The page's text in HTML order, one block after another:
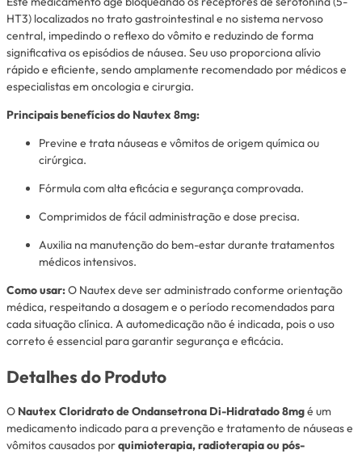
HT3) localizados no trato gastrointestinal e no sistema nervoso
central, impedindo o reflexo do vômito e reduzindo de forma
significativa os episódios de náusea. Seu uso proporciona alívio
rápido e eficiente, sendo amplamente recomendado por médicos e
especialistas em oncologia e cirurgia.
Principais benefícios do Nautex 8mg:
Previne e trata náuseas e vômitos de origem química ou
cirúrgica.
Fórmula com alta eficácia e segurança comprovada.
Comprimidos de fácil administração e dose precisa.
Auxilia na manutenção do bem-estar durante tratamentos
médicos intensivos.
Como usar:O Nautex deve ser administrado conforme orientação
médica, respeitando a dosagem e o período recomendados para
cada situação clínica. A automedicação não é indicada, pois o uso
correto é essencial para garantir segurança e eficácia.
Detalhes do Produto
O Nautex Cloridrato de Ondansetrona Di-Hidratado 8mgé um
medicamento indicado para a prevenção e tratamento de náuseas e
vômitos causados porquimioterapia, radioterapia ou pós-